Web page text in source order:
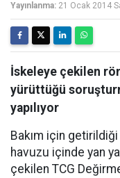
Yayınlanma: 21 Ocak 2014
İskeleye çekilen
yürüttüğü
yapılıyor
Bakım için
havuzu içinde yan
çekilen TCG